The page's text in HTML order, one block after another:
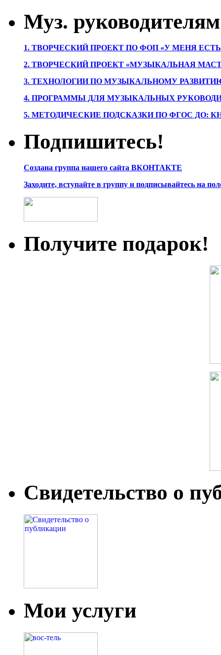
Муз. руководителям
1. ТВОРЧЕСКИЙ ПРОЕКТ ПО ФОП «У МЕНЯ
2. ТВОРЧЕСКИЙ ПРОЕКТ «МУЗЫКАЛЬНАЯ
3. ТЕХНОЛОГИИ ПО МУЗЫКАЛЬНОМУ
4. ПРОГРАММЫ ДЛЯ МУЗЫКАЛЬНЫХ
5. МЕТОДИЧЕСКИЕ ПОДСКАЗКИ ПО ФГОС ДО:
Подпишитесь!
Создана группа нашего сайта ВКОНТАКТЕ
Заходите, вступайте в группу и подписывайтесь на
Получите подарок!
Свидетельство о
Мои услуги